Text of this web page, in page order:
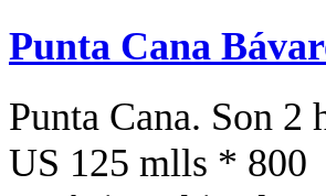
Punta Cana
Punta Cana. Son
US 125 mlls * 800